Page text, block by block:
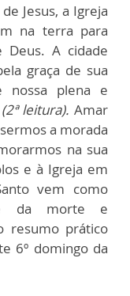
Jesus, a Igreja
na terra para
Deus. A cidade
graça de sua
nossa plena e
(2ª leitura). Amar
a morada
na sua
e à Igreja em
vem como
da morte e
resumo prático
6º domingo da